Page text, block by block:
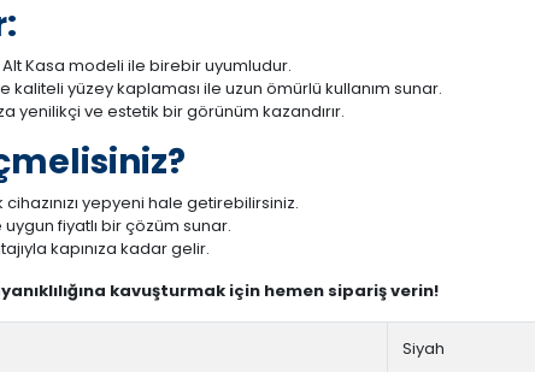
Kasa modeli ile birebir uyumludur.
kaliteli yüzey kaplaması ile uzun ömürlü kullanım sunar.
yenilikçi ve estetik bir görünüm kazandırır.
cihazınızı yepyeni hale getirebilirsiniz.
fiyatlı bir çözüm sunar.
kapınıza kadar gelir.
kavuşturmak için hemen sipariş verin!
Siyah